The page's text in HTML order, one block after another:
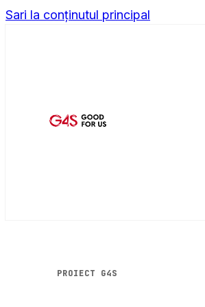
Sari la conținutul principal
PROIECT G4S